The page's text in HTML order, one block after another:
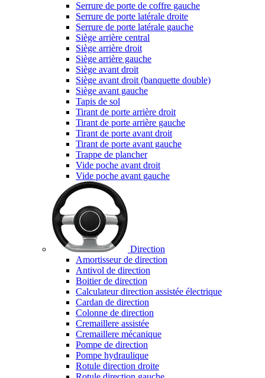
Serrure de porte de coffre gauche
Serrure de porte latérale droite
Serrure de porte latérale gauche
Siège arrière central
Siège arrière droit
Siège arrière gauche
Siège avant droit
Siège avant droit (banquette double)
Siège avant gauche
Tapis de sol
Tirant de porte arrière droit
Tirant de porte arrière gauche
Tirant de porte avant droit
Tirant de porte avant gauche
Trappe de plancher
Vide poche avant droit
Vide poche avant gauche
Direction
Amortisseur de direction
Antivol de direction
Boitier de direction
Calculateur direction assistée électrique
Cardan de direction
Colonne de direction
Cremaillere assistée
Cremaillere mécanique
Pompe de direction
Pompe hydraulique
Rotule direction droite